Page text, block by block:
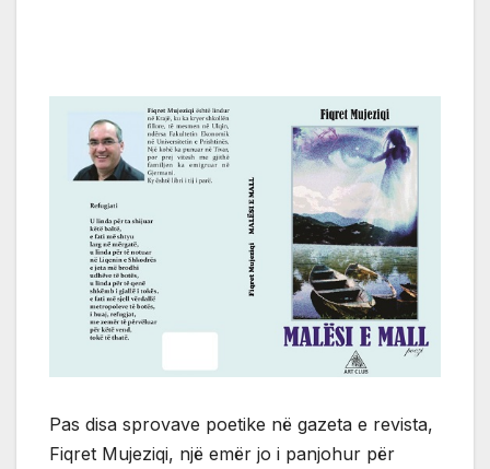
Pas disa sprovave poetike në gazeta e revista,
Fiqret Mujeziqi, një emër jo i panjohur për